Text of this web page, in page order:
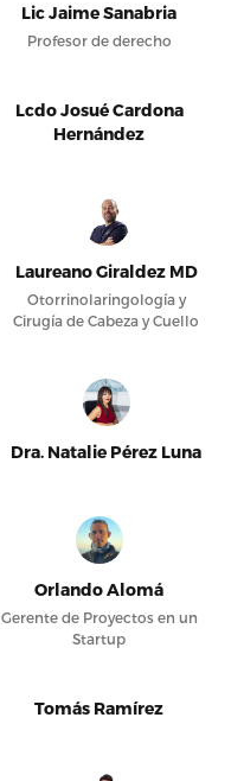
Lic Jaime Sanabria
Profesor de derecho
Lcdo Josué Cardona
Hernández
Laureano Giraldez MD
Otorrinolaringología y
Cirugía de Cabeza y Cuello
Dra. Natalie Pérez Luna
Orlando Alomá
Gerente de Proyectos en un
Startup
Tomás Ramírez